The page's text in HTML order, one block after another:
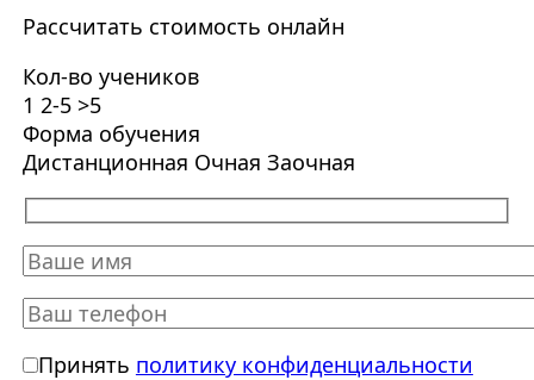
Рассчитать стоимость онлайн
Кол-во учеников
1 2-5 >5
Форма обучения
Дистанционная Очная Заочная
Принять политику конфиденциальности